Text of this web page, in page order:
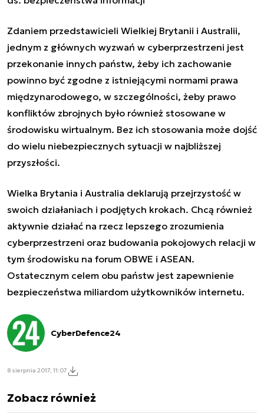
Zdaniem przedstawicieli Wielkiej Brytanii i Australii,
jednym z głównych wyzwań w cyberprzestrzeni jest
przekonanie innych państw, żeby ich zachowanie
powinno być zgodne z istniejącymi normami prawa
międzynarodowego, w szczególności, żeby prawo
konfliktów zbrojnych było również stosowane w
środowisku wirtualnym. Bez ich stosowania może dojść
do wielu niebezpiecznych sytuacji w najbliższej
przyszłości.
Wielka Brytania i Australia deklarują przejrzystość w
swoich działaniach i podjętych krokach. Chcą również
aktywnie działać na rzecz lepszego zrozumienia
cyberprzestrzeni oraz budowania pokojowych relacji w
tym środowisku na forum OBWE i ASEAN.
Ostatecznym celem obu państw jest zapewnienie
bezpieczeństwa miliardom użytkowników internetu.
CyberDefence24
8 sierpnia 2017, 11:07
Zobacz również